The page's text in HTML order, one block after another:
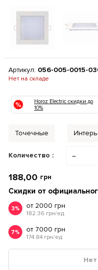
Артикул: 056-005-0015-
Нет на складе
Horoz Electric скидки до
10%
Точечные
Количество : −
188,00 грн
Скидки от
3% от 2000 грн
182.36 грн/ед.
7% от 7000 грн
174.84 грн/ед.
Нет